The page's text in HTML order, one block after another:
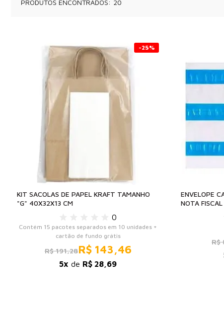
PRODUTOS ENCONTRADOS: 20
-25%
KIT SACOLAS DE PAPEL KRAFT TAMANHO
"G" 40X32X13 CM
0
Contém 15 pacotes separados em 10 unidades +
cartão de fundo grátis
R$ 191,28R$ 143,46
5x de R$ 28,69
ENVELOPE
NOTA
R$